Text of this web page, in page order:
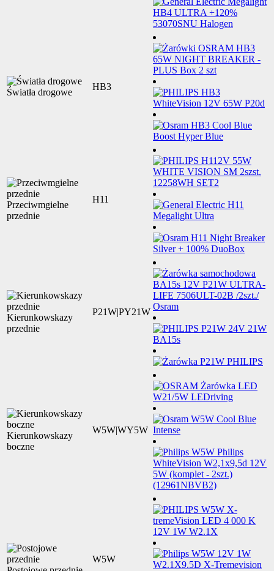
Światła drogowe
HB3
Przeciwmgielne
przednie
H11
Kierunkowskazy
przednie
P21W|PY21W
Kierunkowskazy
boczne
W5W|WY5W
W5W